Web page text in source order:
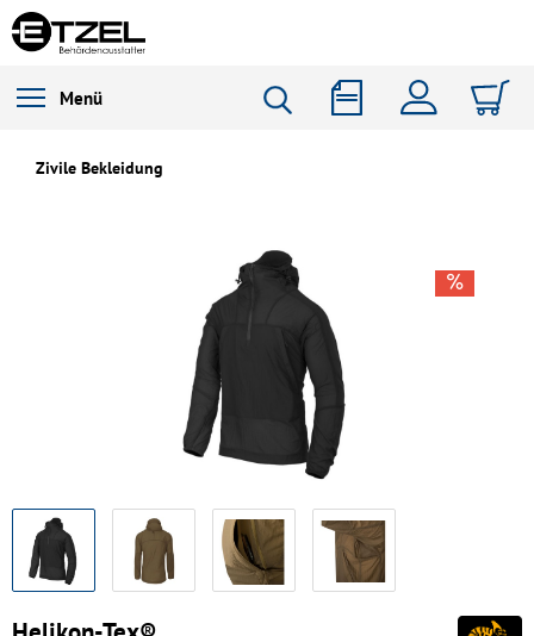
Menü
Zivile Bekleidung